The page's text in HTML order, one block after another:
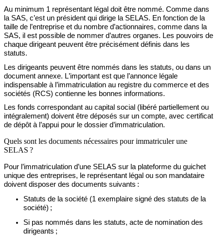
Au minimum 1 représentant légal doit être nommé. Comme dans
la SAS, c’est un président qui dirige la SELAS. En fonction de la
taille de l’entreprise et du nombre d’actionnaires, comme dans la
SAS, il est possible de nommer d’autres organes. Les pouvoirs de
chaque dirigeant peuvent être précisément définis dans les
statuts.
Les dirigeants peuvent être nommés dans les statuts, ou dans un
document annexe. L’important est que l’annonce légale
indispensable à l’immatriculation au registre du commerce et des
sociétés (RCS) contienne les bonnes informations.
Les fonds correspondant au capital social (libéré partiellement ou
intégralement) doivent être déposés sur un compte, avec certificat
de dépôt à l’appui pour le dossier d’immatriculation.
Quels sont les documents nécessaires pour immatriculer une
SELAS ?
Pour l’immatriculation d’une SELAS sur la plateforme du guichet
unique des entreprises, le représentant légal ou son mandataire
doivent disposer des documents suivants :
Statuts de la société (1 exemplaire signé des statuts de la
société) ;
Si pas nommés dans les statuts, acte de nomination des
dirigeants ;